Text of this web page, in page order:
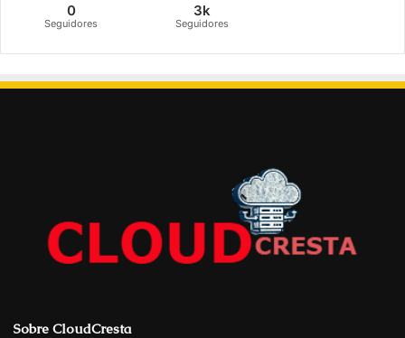
0
Seguidores
3k
Seguidores
Sobre CloudCresta